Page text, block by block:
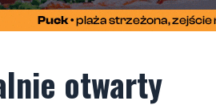
otwarty